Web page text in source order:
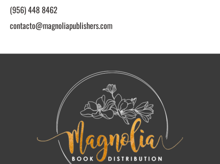
(956) 448 8462
contacto@magnoliapublishers.com